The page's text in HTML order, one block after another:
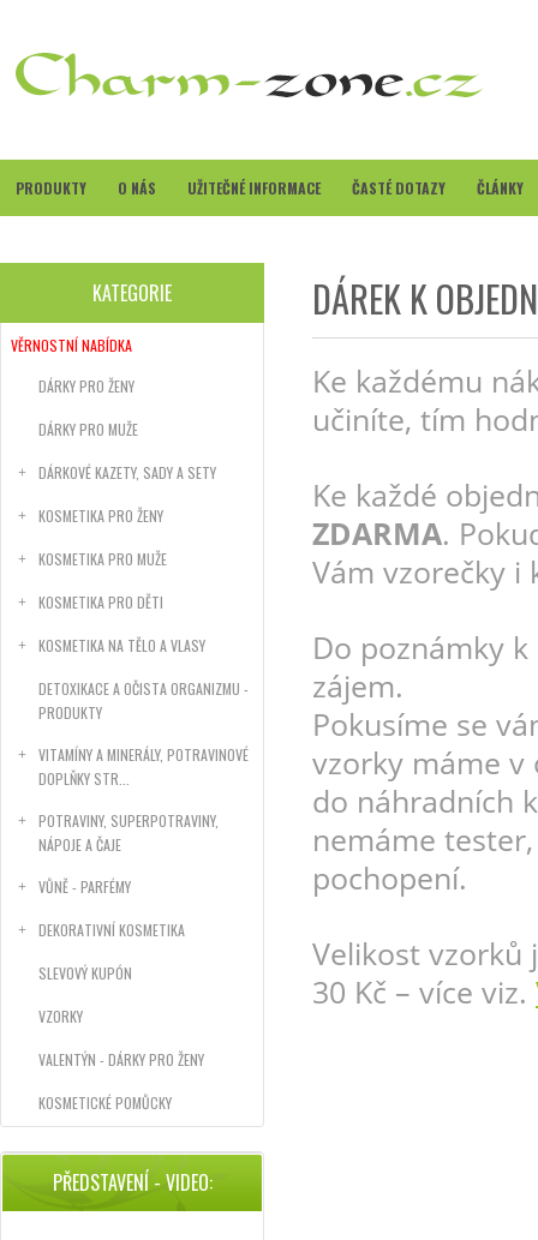
PRODUKTY O NÁS UŽITEČNÉ INFORMACE ČASTÉ DOTAZY ČLÁNKY
KATEGORIE
VĚRNOSTNÍ NABÍDKA
DÁRKY PRO ŽENY
DÁRKY PRO MUŽE
DÁRKOVÉ KAZETY, SADY A SETY
KOSMETIKA PRO ŽENY
KOSMETIKA PRO MUŽE
KOSMETIKA PRO DĚTI
KOSMETIKA NA TĚLO A VLASY
DETOXIKACE A OČISTA ORGANIZMU -
PRODUKTY
VITAMÍNY A MINERÁLY, POTRAVINOVÉ
DOPLŇKY STR...
POTRAVINY, SUPERPOTRAVINY,
NÁPOJE A ČAJE
VŮNĚ - PARFÉMY
DEKORATIVNÍ KOSMETIKA
SLEVOVÝ KUPÓN
VZORKY
VALENTÝN - DÁRKY PRO ŽENY
KOSMETICKÉ POMŮCKY
PŘEDSTAVENÍ - VIDEO:
DÁREK K
Ke každému
učiníte, tím
Ke každé
ZDARMA.
Vám vzorečky i
Do poznámky
zájem.
Pokusíme se
vzorky máme v
do náhradních
nemáme
pochopení.
Velikost vzorků
30 Kč – více viz.